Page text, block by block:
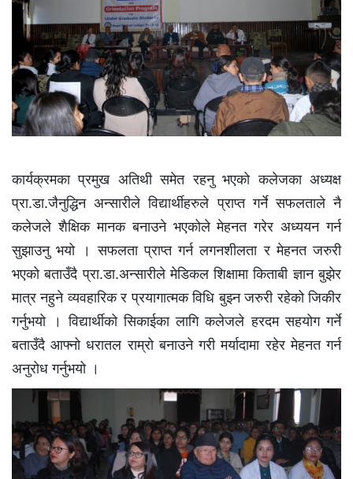
कार्यक्रमका प्रमुख अतिथी समेत रहनु भएको कलेजका अध्यक्ष
प्रा.डा.जैनुद्धिन अन्सारीले विद्यार्थीहरुले प्राप्त गर्ने सफलताले नै
कलेजले शैक्षिक मानक बनाउने भएकोले मेहनत गरेर अध्ययन गर्न
सुझाउनु भयो । सफलता प्राप्त गर्न लगनशीलता र मेहनत जरुरी
भएको बताउँदै प्रा.डा.अन्सारीले मेडिकल शिक्षामा किताबी ज्ञान बुझेर
मात्र नहुने व्यवहारिक र प्रयागात्मक विधि बुझ्न जरुरी रहेको जिकीर
गर्नुभयो । विद्यार्थीको सिकाईका लागि कलेजले हरदम सहयोग गर्ने
बताउँदै आफ्नो धरातल राम्रो बनाउने गरी मर्यादामा रहेर मेहनत गर्न
अनुरोध गर्नुभयो ।